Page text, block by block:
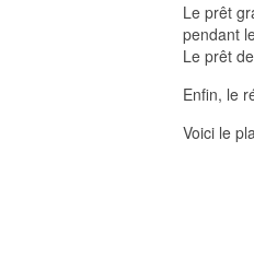
Le prêt
pendant
Le prêt
Enfin, le
Voici le